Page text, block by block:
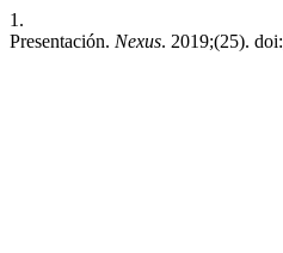
1.
Presentación. Nexus. 2019;(25). doi: